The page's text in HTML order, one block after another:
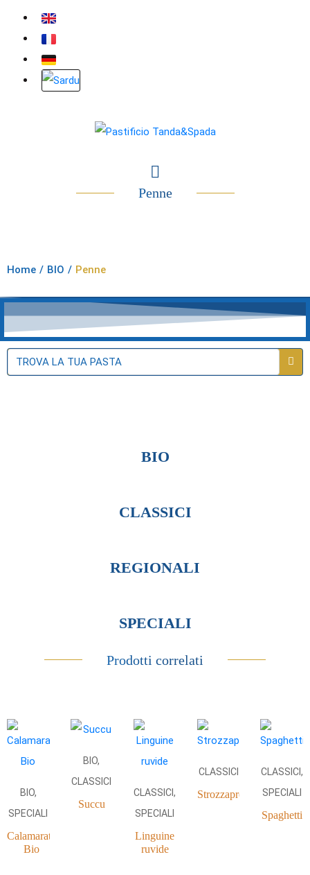
Penne
Home / BIO / Penne
BIO
CLASSICI
REGIONALI
SPECIALI
Prodotti correlati
BIO,
SPECIALI
Calamarata
Bio
BIO,
CLASSICI
Succu
CLASSICI,
SPECIALI
Linguine
ruvide
CLASSICI
Strozzapreti
CLASSICI,
SPECIALI
Spaghetti